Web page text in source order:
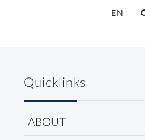
EN
Quicklinks
ABOUT